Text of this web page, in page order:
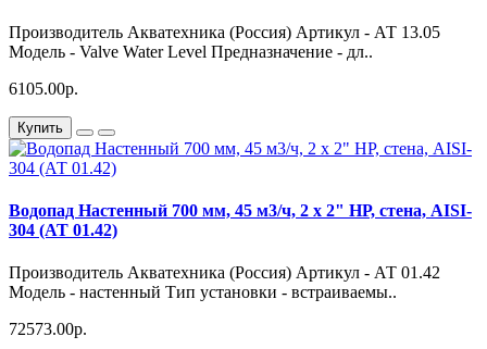
Производитель Акватехника (Россия) Артикул - АТ 13.05
Модель - Valve Water Level Предназначение - дл..
6105.00р.
Купить
Водопад Настенный 700 мм, 45 м3/ч, 2 х 2" НР, стена, AISI-
304 (АТ 01.42)
Производитель Акватехника (Россия) Артикул - АТ 01.42
Модель - настенный Тип установки - встраиваемы..
72573.00р.